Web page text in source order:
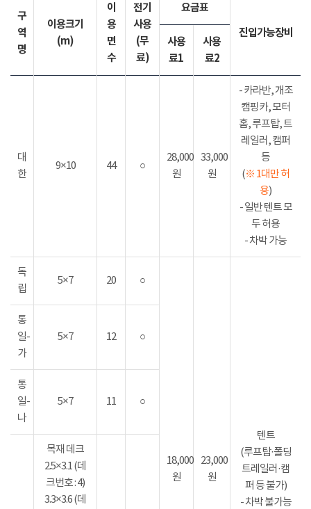
구
역
명
이용크기
(m)
이
용
면
수
전기
사용
(무
료)
요금표
진입가능장비
사용
료1
사용
료2
대
한
9×10 44 ○
28,000
원
33,000
원
- 카라반, 개조
캠핑카, 모터
홈, 루프탑, 트
레일러, 캠퍼
등
(※ 1대만 허
용)
- 일반 텐트 모
두 허용
- 차박 가능
독
립
5×7 20 ○
18,000
원
23,000
원
텐트
(루프탑·폴딩
트레일러·캠
퍼 등 불가)
- 차박 불가능
통
일-
가
5×7 12 ○
통
일-
나
5×7 11 ○
목재 데크
2.5×3.1 (데
크번호 : 4)
3.3×3.6 (데